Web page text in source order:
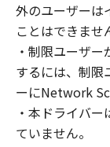
６．サポー
キヤノン、
らの販売代
のライセン
ェア」の使
トウェア
あるいはサ
外のユーザーは
ことはできませ
・制限ユーザ
するには、制限
ーにNetwork
・本ドライバ
ていません。